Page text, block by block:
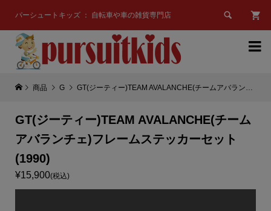
パーシュートキッズ ： 自転車や車の雑貨専門店 

商品 G GT(ジーティー)TEAM AVALANCHE(チームアバランチェ)フレームステッカーセット(1990)
GT(ジーティー)TEAM AVALANCHE(チーム
アバランチェ)フレームステッカーセット
(1990)
¥15,900(税込)